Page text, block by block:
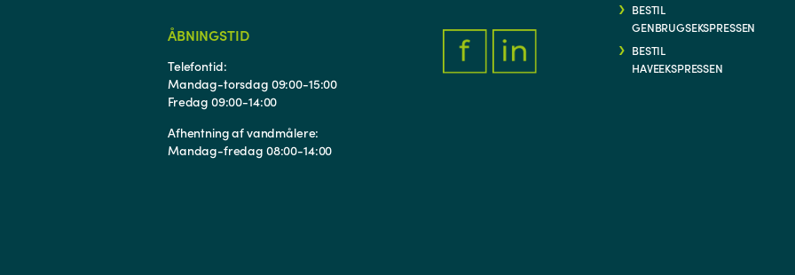
ÅBNINGSTID
Telefontid:
Mandag-torsdag 09:00-15:00
Fredag 09:00-14:00
Afhentning af vandmålere:
Mandag-fredag 08:00-14:00
BESTIL
GENBRUGSEKSPRESSEN
BESTIL
HAVEEKSPRESSEN